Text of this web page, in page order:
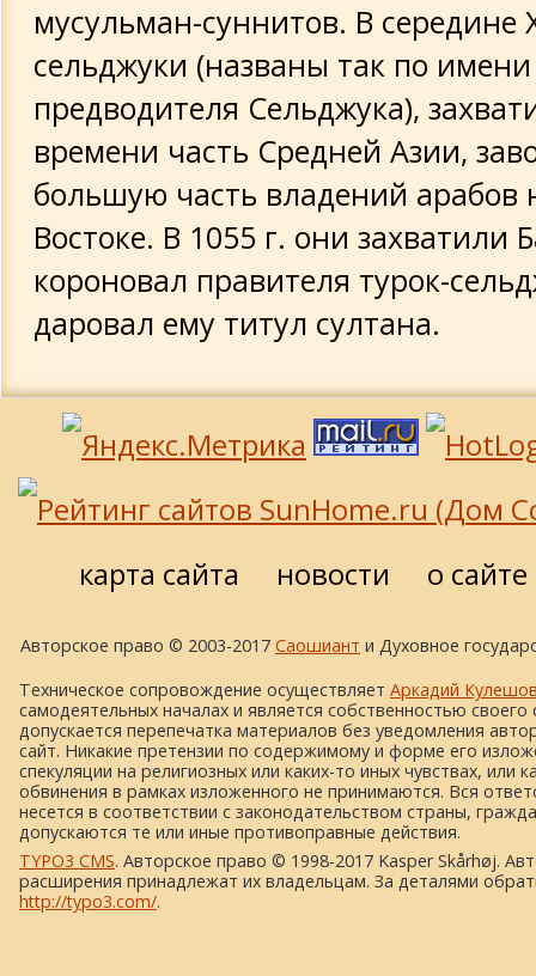
мусульман-суннитов. В середине
сельджуки (названы так по
предводителя Сельджука),
времени часть Средней Азии,
большую часть владений арабов
Востоке. В 1055 г. они захватили
короновал правителя турок-
даровал ему титул султана.
карта сайта новости о сайте
Авторское право © 2003-2017 Саошиант и Духовное
Техническое сопровождение осуществляет Аркадий
самодеятельных началах и является собственностью своего
допускается перепечатка материалов без уведомления
сайт. Никакие претензии по содержимому и форме его
спекуляции на религиозных или каких-то иных чувствах, или
обвинения в рамках изложенного не принимаются. Вся
несется в соответствии с законодательством страны,
допускаются те или иные противоправные действия.
TYPO3 CMS. Авторское право © 1998-2017 Kasper Skårhøj.
расширения принадлежат их владельцам. За деталями
http://typo3.com/.